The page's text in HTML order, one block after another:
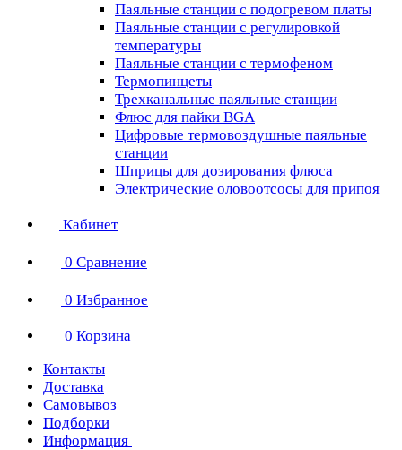
Паяльные станции с подогревом платы
Паяльные станции с регулировкой
температуры
Паяльные станции с термофеном
Термопинцеты
Трехканальные паяльные станции
Флюс для пайки BGA
Цифровые термовоздушные паяльные
станции
Шприцы для дозирования флюса
Электрические оловоотсосы для припоя
Кабинет
0 Сравнение
0 Избранное
0 Корзина
Контакты
Доставка
Самовывоз
Подборки
Информация